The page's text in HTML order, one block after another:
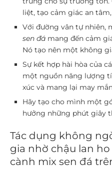
liệt, tạo cảm giác an
Với đường vân tự nhiên,
sen đá mang đến cảm
Nó tạo nên một không
Sự kết hợp hài hòa của
một nguồn năng lượng
xúc và mang lại may
Hãy tạo cho mình một
hưởng những phút giây
Tác dụng không
gia nhờ chậu lan
cành mix sen đá